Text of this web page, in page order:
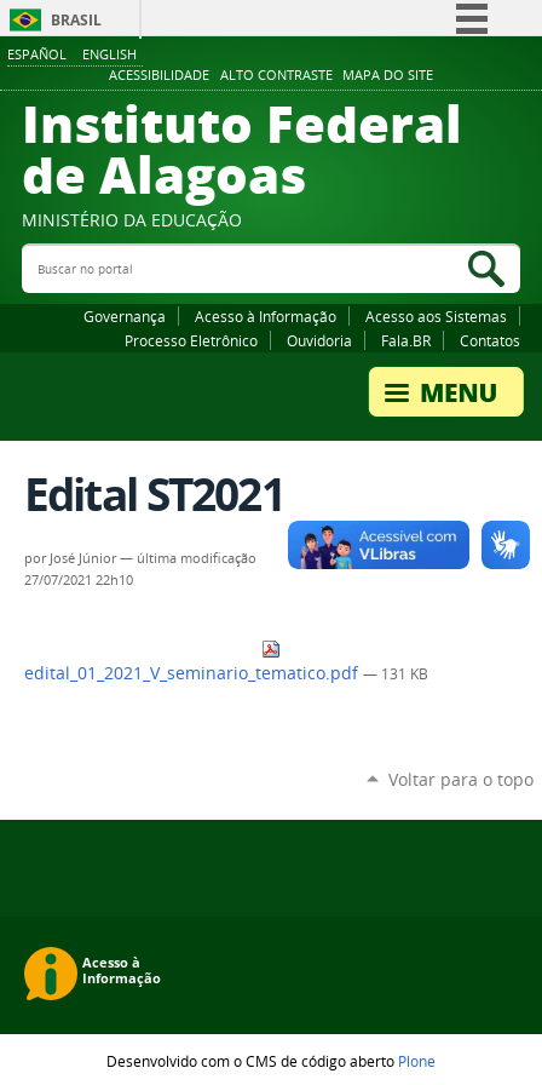
ESPAÑOL ENGLISH
ACESSIBILIDADE ALTO CONTRASTE MAPA DO SITE
BRASIL
Comunica BR
Participe
Canais
Instituto Federal
de Alagoas
MINISTÉRIO DA EDUCAÇÃO
Buscar no portal
Governança Acesso à Informação
Acesso aos Sistemas
Processo Eletrônico
Ouvidoria Fala.BR Contatos
Edital ST2021
por José Júnior— última modificação
27/07/2021 22h10
edital_01_2021_V_seminario_tematico.pdf — 131 KB
Voltar para o topo
Desenvolvido com o CMS de código aberto Plone